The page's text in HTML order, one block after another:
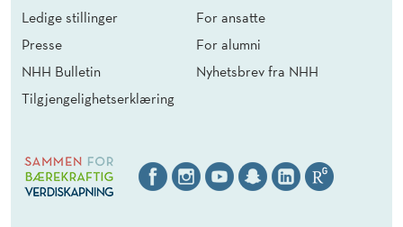
Ledige stillinger
Presse
NHH Bulletin
Tilgjengelighetserklæring
For ansatte
For alumni
Nyhetsbrev fra NHH